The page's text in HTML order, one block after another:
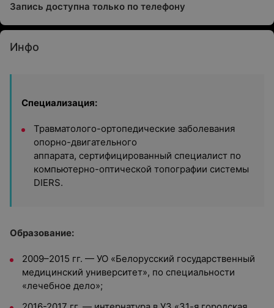
Запись доступна только по телефону
Инфо
Специализация:
Травматолого-ортопедические заболевания
опорно-двигательного
аппарата, сертифицированный специалист по
компьютерно-оптической топографии системы
DIERS.
Образование:
2009–2015 гг. — УО «Белорусский государственный
медицинский университет», по специальности
«лечебное дело»;